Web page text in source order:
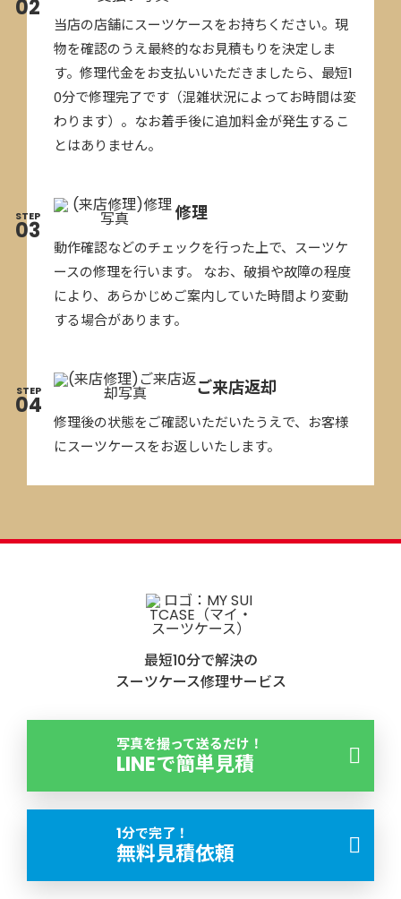
02
当店の店舗にスーツケースをお持ちください。現
物を確認のうえ最終的なお見積もりを決定しま
す。修理代金をお支払いいただきましたら、最短1
0分で修理完了です（混雑状況によってお時間は変
わります）。なお着手後に追加料金が発生するこ
とはありません。
STEP
03
修理
動作確認などのチェックを行った上で、スーツケ
ースの修理を行います。 なお、破損や故障の程度
により、あらかじめご案内していた時間より変動
する場合があります。
STEP
04
ご来店返却
修理後の状態をご確認いただいたうえで、お客様
にスーツケースをお返しいたします。
電話・メール・LINE等でキャスターの破損状態や症状をお
伝えください（状態を正確に把握するため写真等を確認し
状態確認後、お見積もりをお伝えします。
発送
配送業者の集荷サービスなどを利用してスーツケースを発
送してください（元払い）。当店でお預かり後、状態を確
認してから最終的なお見積もりを決定します。お見積もり
に同意していただけましたら、修理開始です。
最短10分で解決の
スーツケース修理サービス
写真を撮って送るだけ！
LINEで簡単見積
1分で完了！
無料見積依頼